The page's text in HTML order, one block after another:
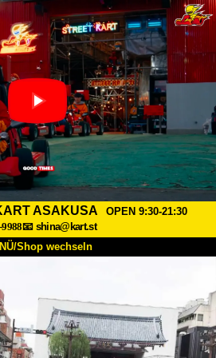
ASAKUSA
OPEN 9:30-21:30
📧 shina@kart.st
Shop wechseln
Spezifikationen Preise
Bewertungen FAQ